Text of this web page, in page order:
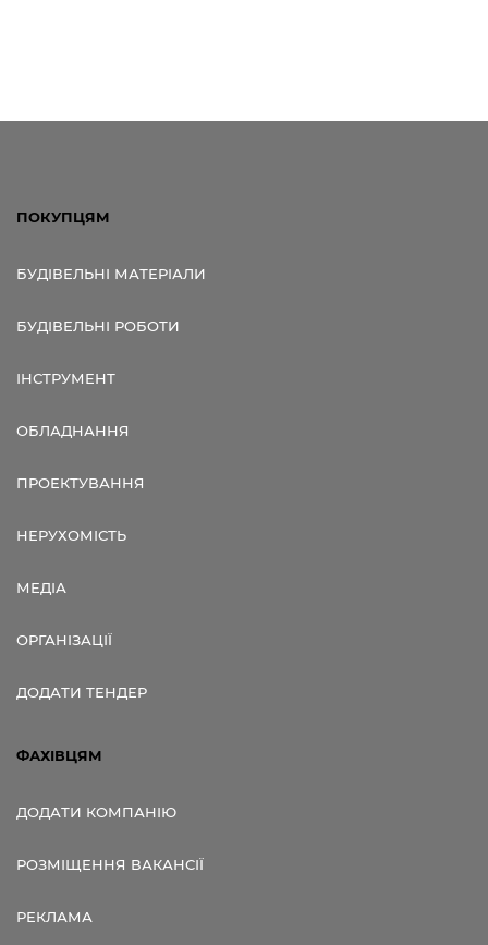
ПОКУПЦЯМ
БУДІВЕЛЬНІ МАТЕРІАЛИ
БУДІВЕЛЬНІ РОБОТИ
ІНСТРУМЕНТ
ОБЛАДНАННЯ
ПРОЕКТУВАННЯ
НЕРУХОМІСТЬ
МЕДІА
ОРГАНІЗАЦІЇ
ДОДАТИ ТЕНДЕР
ФАХІВЦЯМ
ДОДАТИ КОМПАНІЮ
РОЗМІЩЕННЯ ВАКАНСІЇ
РЕКЛАМА